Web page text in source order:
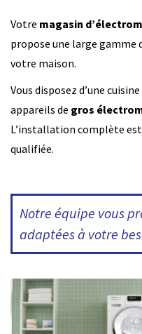
Votre magasin
propose une large
votre maison.
Vous disposez d’une
appareils de gros
L’installation complète
qualifiée.
Notre équipe vous
adaptées à votre